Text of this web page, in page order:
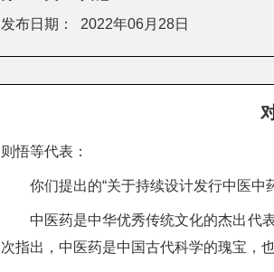
发布日期：
2022年06月28日
则悟等代表：
你们提出的“关于持续设计发行中医中
中医药是中华优秀传统文化的杰出代
次指出，中医药是中国古代科学的瑰宝，